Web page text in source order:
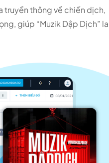
truyền thông về chiến dịch,
giúp “Muzik Dập Dịch”